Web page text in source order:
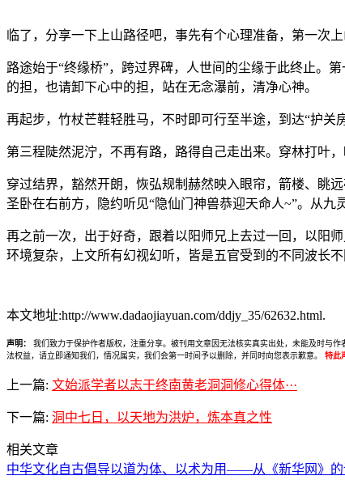
临了，分享一下上山路径吧，事先有个心理准备，第一次
路途始于“终缘桥”，跨过界碑，人世间的尘缘于此终止。
的担，也请卸下心中的担，站在无念瀑前，清净心神。
再起步，竹杖芒鞋轻胜马，不时即可行至半途，到达“护关
第三程陡然泥泞，不再有路，路得自己走出来。穿林打叶
穿过结界，豁然开朗，恢弘规制赫然映入眼帘，箭楼、眺
圣卧在右前方，隐约听见“隐仙门神兽恭迎天命人~”。从
再之前一次，出于好奇，跟着以阳师兄上去过一回，以阳
环境复杂，上文所有幻视幻听，皆是五官受到的不同波长
本文地址:http://www.dadaojiayuan.com/ddjy_35/62632.html.
声明：
我们致力于保护作者版权，注重分享。被刊用文章因无法核实真实出处，未能及时与
法权益，请立即通知我们，情况属实，我们会第一时间予以删除，并同时向您表示歉意。
特此
上一篇: 文始派学者以志于终南黄老洞洞修心得体···
下一篇: 洞中七日，以天地为洪炉，炼本真之性
相关文章
中华文化自古倡导以道为体、以术为用——从《新华网》